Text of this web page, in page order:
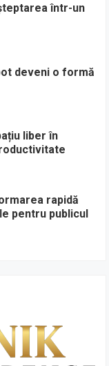
într-un
deveni o formă
liber în
rapidă
pentru publicul